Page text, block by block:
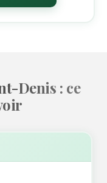
Denis : ce